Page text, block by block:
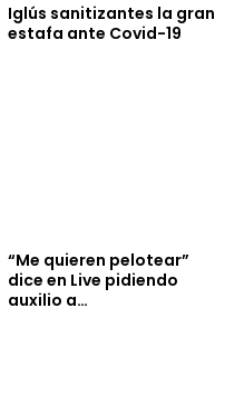
Iglús sanitizantes la gran
estafa ante Covid-19
“Me quieren pelotear”
dice en Live pidiendo
auxilio a…